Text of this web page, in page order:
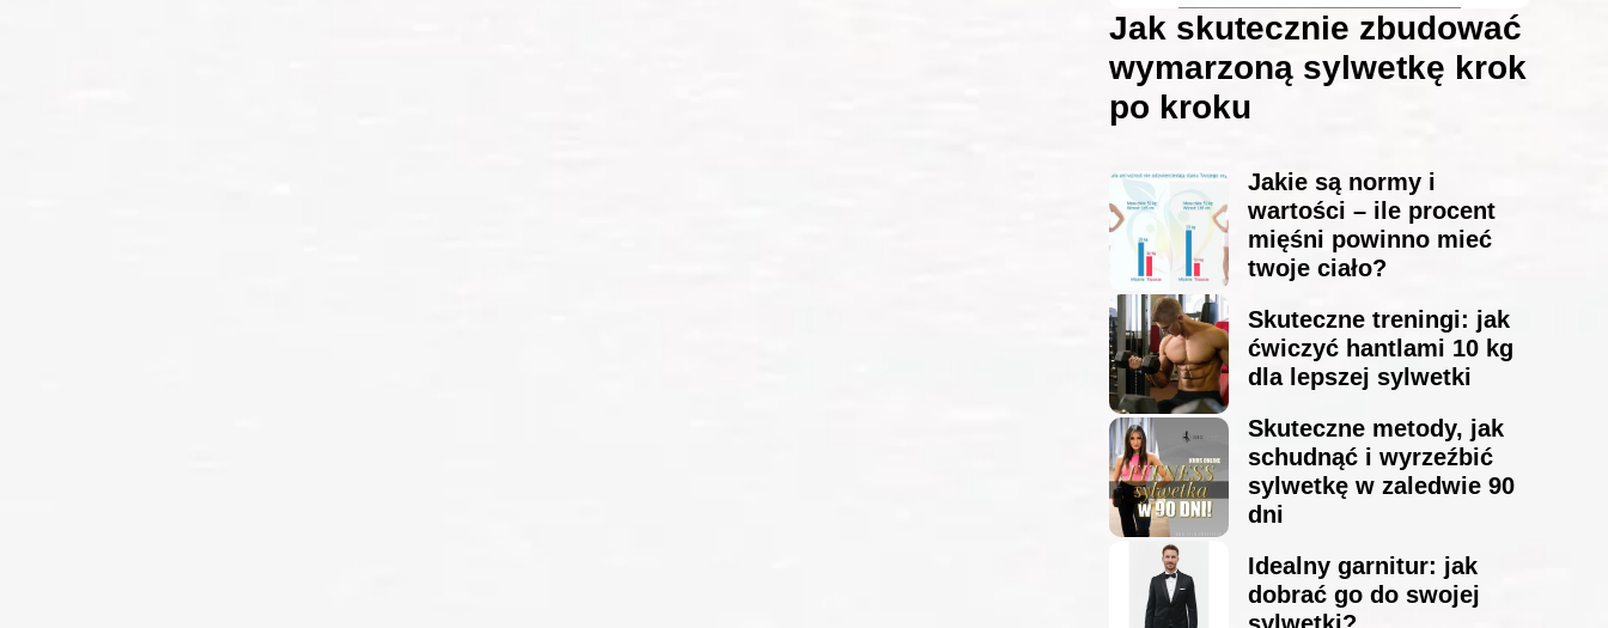
Jak skutecznie zbudować
wymarzoną sylwetkę krok
po kroku
Jakie są normy i
wartości – ile procent
mięśni powinno mieć
twoje ciało?
Skuteczne treningi: jak
ćwiczyć hantlami 10 kg
dla lepszej sylwetki
Skuteczne metody, jak
schudnąć i wyrzeźbić
sylwetkę w zaledwie 90
dni
Idealny garnitur: jak
dobrać go do swojej